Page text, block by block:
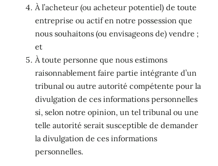
À l’acheteur (ou acheteur potentiel) de toute
entreprise ou actif en notre possession que
nous souhaitons (ou envisageons de) vendre ;
et
À toute personne que nous estimons
raisonnablement faire partie intégrante d’un
tribunal ou autre autorité compétente pour la
divulgation de ces informations personnelles
si, selon notre opinion, un tel tribunal ou une
telle autorité serait susceptible de demander
la divulgation de ces informations
personnelles.